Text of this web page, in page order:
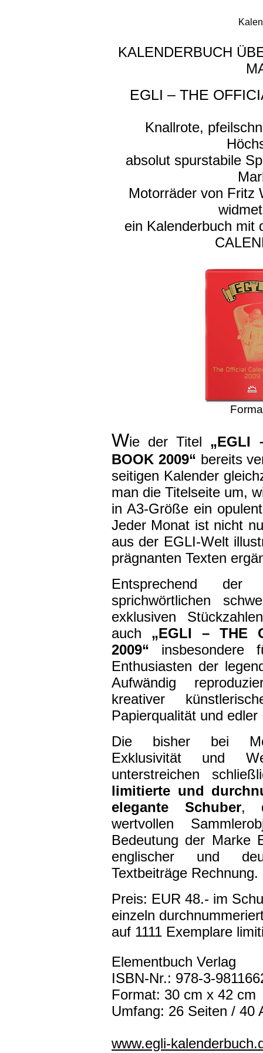
KALENDERBUCH
EGLI – THE
Knallrote,
absolut spurstabile
Motorräder von Fritz
ein Kalenderbuch mit
Wie der Titel „EGLI
BOOK 2009“ bereits
seitigen Kalender
man die Titelseite um,
in A3-Größe ein
Jeder Monat ist nicht
aus der EGLI-Welt
prägnanten Texten
Entsprechend der
sprichwörtlichen
exklusiven
auch „EGLI – THE
2009“ insbesondere
Enthusiasten der
Aufwändig
kreativer
Papierqualität und
Die bisher bei
Exklusivität und
unterstreichen
limitierte und
elegante Schuber,
wertvollen
Bedeutung der Marke
englischer und
Textbeiträge Rechnung.
Preis: EUR 48.- im
einzeln
auf 1111 Exemplare
Elementbuch Verlag
ISBN-Nr.: 978-3-
Format: 30 cm x 42 cm
Umfang: 26 Seiten / 40
www.egli-